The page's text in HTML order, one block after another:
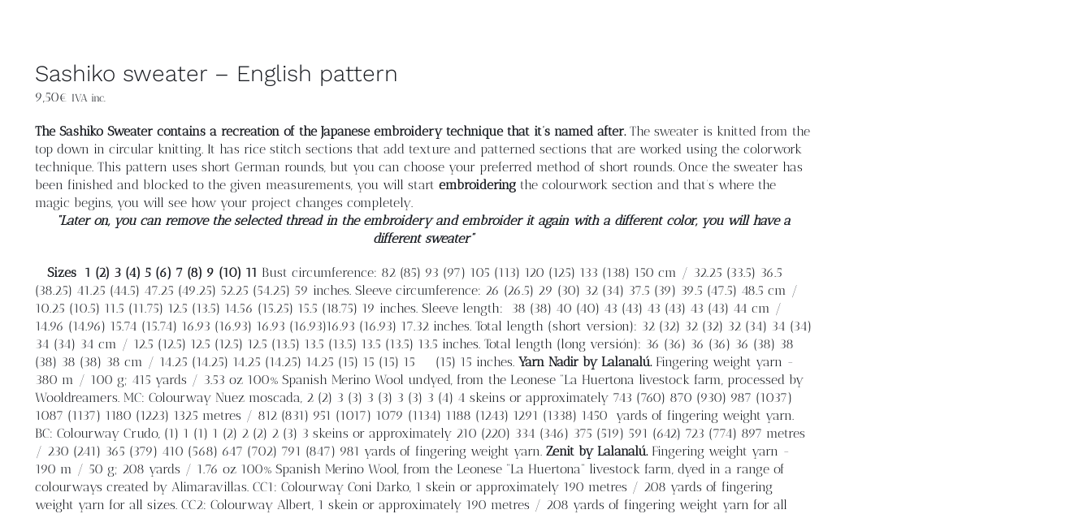
Sashiko sweater – English pattern
9,50€ IVA inc.
The Sashiko Sweater contains a recreation of the Japanese embroidery technique that it’s named after.The sweater is knitted from the
top down in circular knitting. It has rice stitch sections that add texture and patterned sections that are worked using the colorwork
technique. This pattern uses short German rounds, but you can choose your preferred method of short rounds. Once the sweater has
been finished and blocked to the given measurements, you will startembroidering the colourwork section and that’s where the
magic begins, you will see how your project changes completely.
“Later on, you can remove the selected thread in the embroidery and embroider it again with a different color, you will have a
different sweater”
Sizes 1 (2) 3 (4) 5 (6) 7 (8) 9 (10) 11 Bust circumference: 82 (85) 93 (97) 105 (113) 120 (125) 133 (138) 150 cm / 32.25 (33.5) 36.5
(38.25) 41.25 (44.5) 47.25 (49.25) 52.25 (54.25) 59 inches. Sleeve circumference: 26 (26.5) 29 (30) 32 (34) 37.5 (39) 39.5 (47.5) 48.5 cm /
10.25 (10.5) 11.5 (11.75) 12.5 (13.5) 14.56 (15.25) 15.5 (18.75) 19 inches. Sleeve length:
38 (38) 40 (40) 43 (43) 43 (43) 43 (43) 44 cm /
14.96 (14.96) 15.74 (15.74) 16.93 (16.93) 16.93 (16.93)16.93 (16.93) 17.32 inches. Total length (short version): 32 (32) 32 (32) 32 (34) 34 (34)
34 (34) 34 cm / 12.5 (12.5) 12.5 (12.5) 12.5 (13.5) 13.5 (13.5) 13.5 (13.5) 13.5 inches. Total length (long versión): 36 (36) 36 (36) 36 (38) 38
(38) 38 (38) 38 cm / 14.25 (14.25) 14.25 (14.25) 14.25 (15) 15 (15) 15
(15) 15 inches.Yarn Nadir by Lalanalú.Fingering weight yarn -
380 m / 100 g; 415 yards / 3.53 oz 100% Spanish Merino Wool undyed, from the Leonese “La Huertona livestock farm, processed by
Wooldreamers. MC: Colourway Nuez moscada, 2 (2) 3 (3) 3 (3) 3 (3) 3 (4) 4 skeins or approximately 743 (760) 870 (930) 987 (1037)
1087 (1137) 1180 (1223) 1325 metres / 812 (831) 951 (1017) 1079 (1134) 1188 (1243) 1291 (1338) 1450
yards of fingering weight yarn.
BC: Colourway Crudo, (1) 1 (1) 1 (2) 2 (2) 2 (3) 3 skeins or approximately 210 (220) 334 (346) 375 (519) 591 (642) 723 (774) 897 metres
/ 230 (241) 365 (379) 410 (568) 647 (702) 791 (847) 981 yards of fingering weight yarn.Zenit by Lalanalú.Fingering weight yarn -
190 m / 50 g; 208 yards / 1.76 oz 100% Spanish Merino Wool, from the Leonese “La Huertona” livestock farm, dyed in a range of
colourways created by Alimaravillas. CC1: Colourway Coni Darko, 1 skein or approximately 190 metres / 208 yards of fingering
weight yarn for all sizes. CC2: Colourway Albert, 1 skein or approximately 190 metres / 208 yards of fingering weight yarn for all